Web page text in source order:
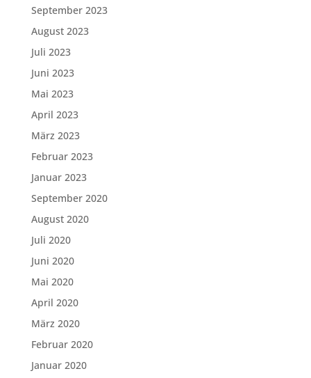
September 2023
August 2023
Juli 2023
Juni 2023
Mai 2023
April 2023
März 2023
Februar 2023
Januar 2023
September 2020
August 2020
Juli 2020
Juni 2020
Mai 2020
April 2020
März 2020
Februar 2020
Januar 2020